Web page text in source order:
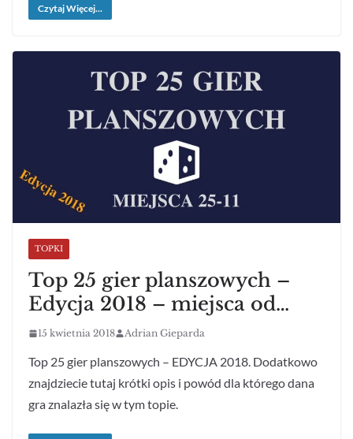
Czytaj Więcej...
TOPKI
Top 25 gier planszowych –
Edycja 2018 – miejsca od…
15 kwietnia 2018 Adrian Gieparda
Top 25 gier planszowych – EDYCJA 2018. Dodatkowo
znajdziecie tutaj krótki opis i powód dla którego dana
gra znalazła się w tym topie.